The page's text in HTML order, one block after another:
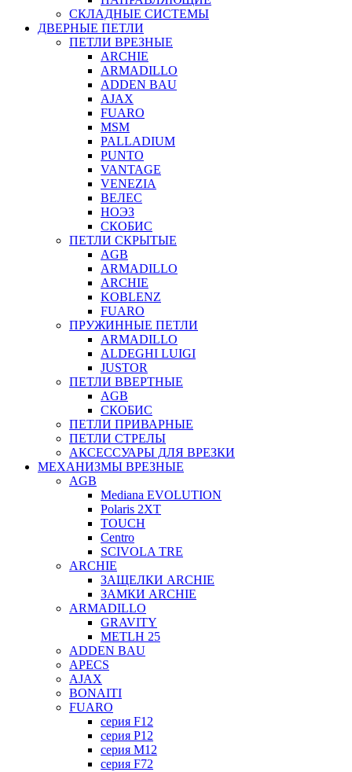
СКЛАДНЫЕ СИСТЕМЫ
ДВЕРНЫЕ ПЕТЛИ
ПЕТЛИ ВРЕЗНЫЕ
ARCHIE
ARMADILLO
ADDEN BAU
AJAX
FUARO
MSM
PALLADIUM
PUNTO
VANTAGE
VENEZIA
ВЕЛЕС
НОЭЗ
СКОБИС
ПЕТЛИ СКРЫТЫЕ
AGB
ARMADILLO
ARCHIE
KOBLENZ
FUARO
ПРУЖИННЫЕ ПЕТЛИ
ARMADILLO
ALDEGHI LUIGI
JUSTOR
ПЕТЛИ ВВЕРТНЫЕ
AGB
СКОБИС
ПЕТЛИ ПРИВАРНЫЕ
ПЕТЛИ СТРЕЛЫ
АКСЕССУАРЫ ДЛЯ ВРЕЗКИ
МЕХАНИЗМЫ ВРЕЗНЫЕ
AGB
Mediana EVOLUTION
Polaris 2XT
TOUCH
Centro
SCIVOLA TRE
ARCHIE
ЗАЩЕЛКИ ARCHIE
ЗАМКИ ARCHIE
ARMADILLO
GRAVITY
METLH 25
ADDEN BAU
APECS
AJAX
BONAITI
FUARO
серия F12
серия P12
серия M12
серия F72